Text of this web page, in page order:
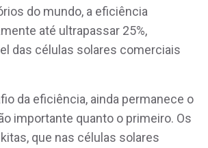
do mundo, a eficiência
até ultrapassar 25%,
das células solares comerciais
da eficiência, ainda permanece o
importante quanto o primeiro. Os
que nas células solares